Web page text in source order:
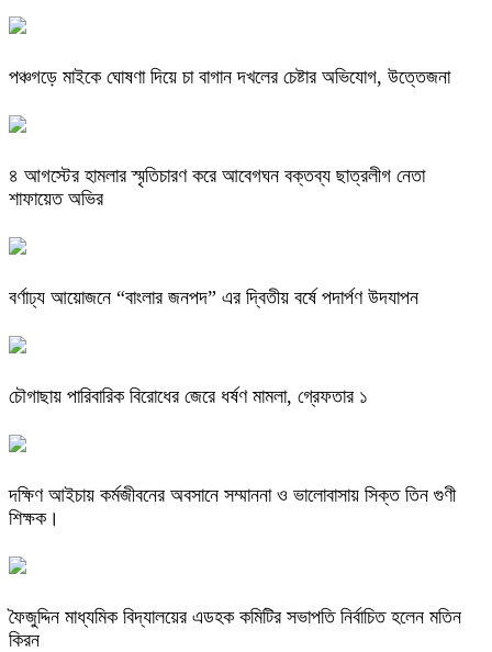
পঞ্চগড়ে মাইকে ঘোষণা দিয়ে চা বাগান দখলের চেষ্টার অভিযোগ, উত্তেজনা
৪ আগস্টের হামলার স্মৃতিচারণ করে আবেগঘন বক্তব্য ছাত্রলীগ নেতা
শাফায়েত অভির
বর্ণাঢ্য আয়োজনে “বাংলার জনপদ” এর দ্বিতীয় বর্ষে পদার্পণ উদযাপন
চৌগাছায় পারিবারিক বিরোধের জেরে ধর্ষণ মামলা, গ্রেফতার ১
দক্ষিণ আইচায় কর্মজীবনের অবসানে সম্মাননা ও ভালোবাসায় সিক্ত তিন গুণী
শিক্ষক।
ফৈজুদ্দিন মাধ্যমিক বিদ্যালয়ের এডহক কমিটির সভাপতি নির্বাচিত হলেন মতিন
কিরন